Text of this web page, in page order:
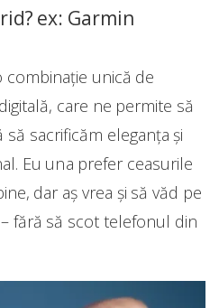
ex: Garmin
unică de
care ne permite să
sacrificăm eleganța și
Eu una prefer ceasurile
dar aș vrea și să văd pe
fără să scot telefonul din